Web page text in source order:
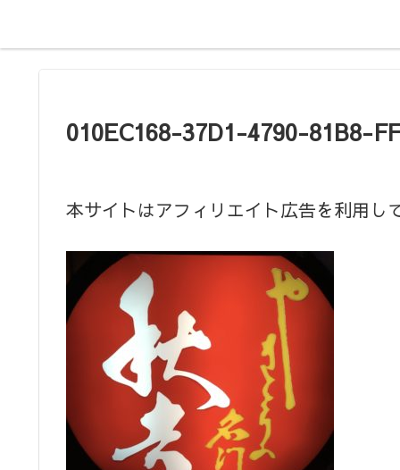
010EC168-37D1-4790-81B8-
本サイトはアフィリエイト広告を利用し